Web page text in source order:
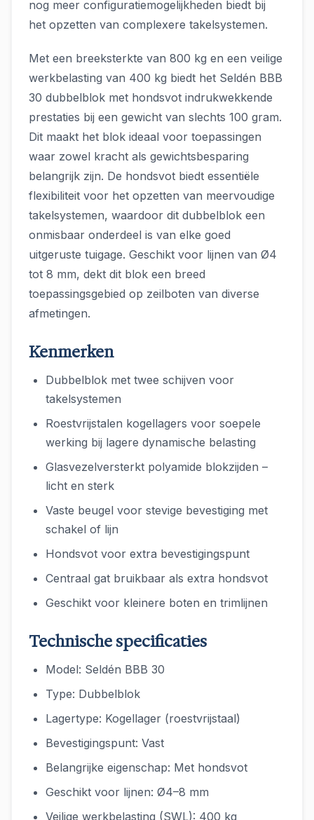
nog meer configuratiemogelijkheden biedt bij
het opzetten van complexere takelsystemen.
Met een breeksterkte van 800 kg en een veilige
werkbelasting van 400 kg biedt het Seldén BBB
30 dubbelblok met hondsvot indrukwekkende
prestaties bij een gewicht van slechts 100 gram.
Dit maakt het blok ideaal voor toepassingen
waar zowel kracht als gewichtsbesparing
belangrijk zijn. De hondsvot biedt essentiële
flexibiliteit voor het opzetten van meervoudige
takelsystemen, waardoor dit dubbelblok een
onmisbaar onderdeel is van elke goed
uitgeruste tuigage. Geschikt voor lijnen van Ø4
tot 8 mm, dekt dit blok een breed
toepassingsgebied op zeilboten van diverse
afmetingen.
Kenmerken
Dubbelblok met twee schijven voor
takelsystemen
Roestvrijstalen kogellagers voor soepele
werking bij lagere dynamische belasting
Glasvezelversterkt polyamide blokzijden –
licht en sterk
Vaste beugel voor stevige bevestiging met
schakel of lijn
Hondsvot voor extra bevestigingspunt
Centraal gat bruikbaar als extra hondsvot
Geschikt voor kleinere boten en trimlijnen
Technische specificaties
Model: Seldén BBB 30
Type: Dubbelblok
Lagertype: Kogellager (roestvrijstaal)
Bevestigingspunt: Vast
Belangrijke eigenschap: Met hondsvot
Geschikt voor lijnen: Ø4–8 mm
Veilige werkbelasting (SWL): 400 kg